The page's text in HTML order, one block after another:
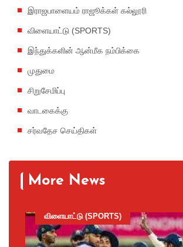
இராஜபாளையம் ராஜூக்கள் கல்லூரி
விளையாட்டு (SPORTS)
இந்துக்களின் ஆன்மீக நம்பிக்கை
முதுமை
சிறுசேமிப்பு
வாடகைக்கு
சர்வதேச செய்திகள்
More News
விளையாட்டு (SPORTS)